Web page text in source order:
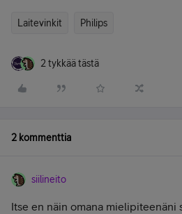
Laitevinkit Philips
2 tykkää tästä
2 kommenttia
siilineito
Itse en näin omana mielipiteenäni